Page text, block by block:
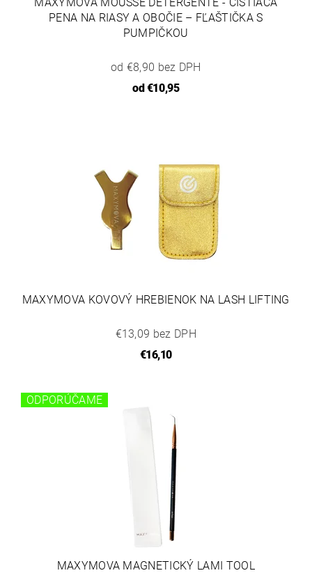
MAXYMOVA MOUSSE DETERGENTE - ČISTIACA
PENA NA RIASY A OBOČIE – FĽAŠTIČKA S
PUMPIČKOU
od €8,90 bez DPH
od €10,95
MAXYMOVA KOVOVÝ HREBIENOK NA LASH LIFTING
€13,09 bez DPH
€16,10
ODPORÚČAME
MAXYMOVA MAGNETICKÝ LAMI TOOL